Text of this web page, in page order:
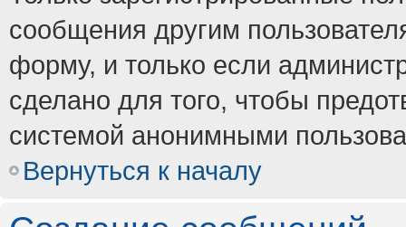
сообщения другим
форму, и только если
сделано для того, чтобы
системой анонимными
Вернуться к началу